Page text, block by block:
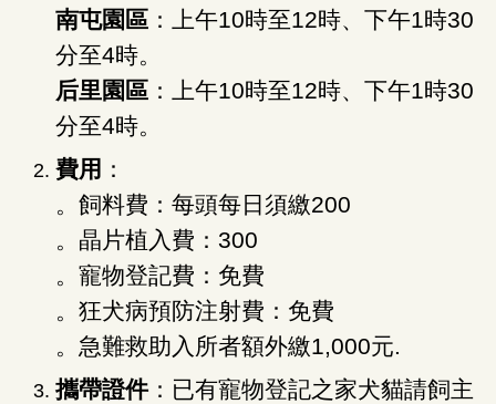
南屯園區 ：上午10時至12時、下午1時30
分至4時。
后里園區 ：上午10時至12時、下午1時30
分至4時。
費用 ：
。飼料費：每頭每日須繳200
。晶片植入費：300
。寵物登記費：免費
。狂犬病預防注射費：免費
。急難救助入所者額外繳1,000元.
攜帶證件：已有寵物登記之家犬貓請飼主